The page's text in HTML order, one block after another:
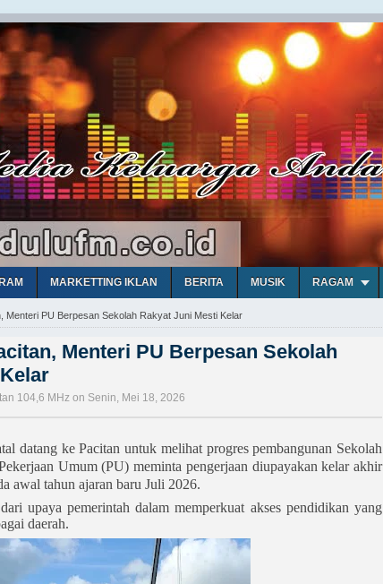
MARKETTING IKLAN BERITA MUSIK RAGAM
Menteri PU Berpesan Sekolah Rakyat Juni Mesti Kelar
Menteri PU Berpesan Sekolah
104,6 MHz on Senin, Mei 18, 2026
datang ke Pacitan untuk melihat progres pembangunan Sekolah
Umum (PU) meminta pengerjaan diupayakan kelar akhir
awal tahun ajaran baru Juli 2026.
upaya pemerintah dalam memperkuat akses pendidikan yang
daerah.